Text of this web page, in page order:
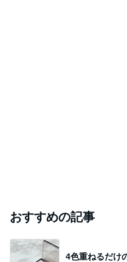
おすすめの記事
4色重ねるだけ